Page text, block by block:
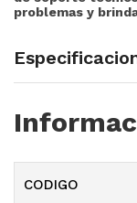
problemas y
CODIGO